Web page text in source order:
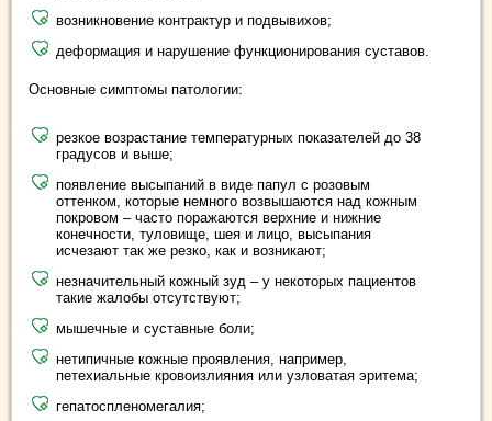
возникновение контрактур и подвывихов;
деформация и нарушение функционирования суставов.
Основные симптомы патологии:
резкое возрастание температурных показателей до 38
градусов и выше;
появление высыпаний в виде папул с розовым
оттенком, которые немного возвышаются над кожным
покровом – часто поражаются верхние и нижние
конечности, туловище, шея и лицо, высыпания
исчезают так же резко, как и возникают;
незначительный кожный зуд – у некоторых пациентов
такие жалобы отсутствуют;
мышечные и суставные боли;
нетипичные кожные проявления, например,
петехиальные кровоизлияния или узловатая эритема;
гепатоспленомегалия;